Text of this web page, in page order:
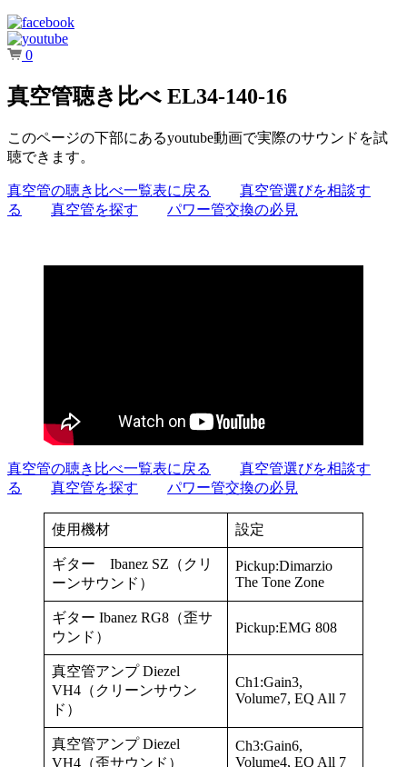
0
真空管聴き比べ EL34-140-16
このページの下部にあるyoutube動画で実際のサウンドを試
聴できます。
真空管の聴き比べ一覧表に戻る
真空管選びを相談す
る
真空管を探す パワー管交換の必見
真空管の聴き比べ一覧表に戻る
真空管選びを相談す
る
真空管を探す パワー管交換の必見
使用機材 設定
ギター Ibanez SZ（クリ
ーンサウンド）
Pickup:Dimarzio
The Tone Zone
ギター Ibanez RG8（歪サ
ウンド）
Pickup:EMG 808
真空管アンプ Diezel
VH4（クリーンサウン
ド）
Ch1:Gain3,
Volume7, EQ All 7
真空管アンプ Diezel
VH4（歪サウンド）
Ch3:Gain6,
Volume4, EQ All 7